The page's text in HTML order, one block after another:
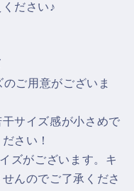
ださい♪
ご用意がございま
サイズ感が小さめで
さい！
ズがございます。キ
んのでご了承くださ